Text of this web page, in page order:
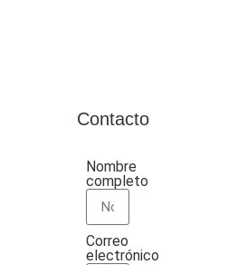
Contacto
Nombre
completo
Correo
electrónico